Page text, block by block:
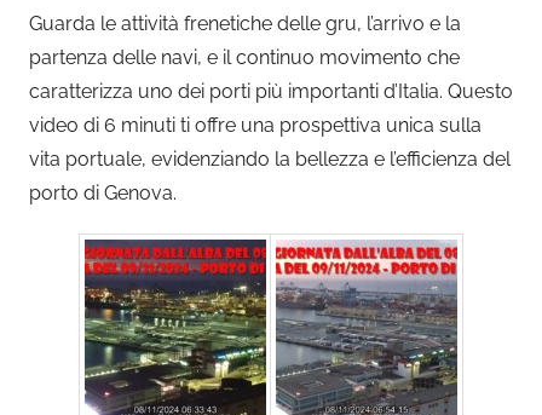
Guarda le attività frenetiche delle gru, l’arrivo e la
partenza delle navi, e il continuo movimento che
caratterizza uno dei porti più importanti d’Italia. Questo
video di 6 minuti ti offre una prospettiva unica sulla
vita portuale, evidenziando la bellezza e l’efficienza del
porto di Genova.